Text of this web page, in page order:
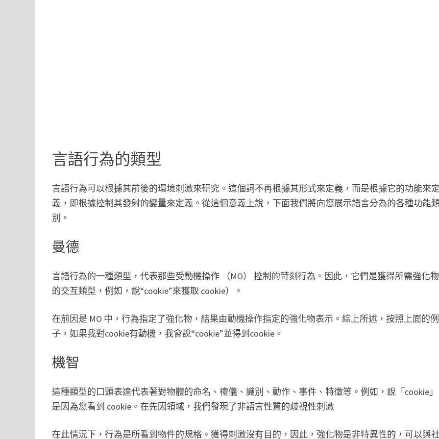
言語行為的類型
言語行為可以根據其前後的環境刺激來研究。這個詞不再根據其形式來定義，而是根據它的功能來
義，即根據控制其發射的變量來定義。從這個意義上說，下面我們將向您展示語言分為的各種功能
別。
曼德
言語行為的一種類型，代表那些受動機操作 （MO） 控制的苛刻行為。因此，它們是獲得所需強化物
的交互類型，例如，說“cookie”來獲取 cookie）。
在前因是 MO 中，行為指定了強化物，結果由動機操作指定的強化物表示。綜上所述，按照上面的例
子，如果我對cookie有動機，我會說“cookie”並得到cookie。
機智
這種類型的口頭表達代表著對物體的命名、禮儀、識別、動作、事件、特徵等。例如，說「cookie」
是因為您看到 cookie。在先因領域，我們發現了非語言性質的歧視性刺激
在此情況下，行為是所看到物件的規格。獲得刺激沒有目的，因此，強化物是非特異性的，可以與